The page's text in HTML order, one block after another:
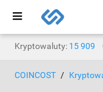
Kryptowaluty: 15 909
COINCOST